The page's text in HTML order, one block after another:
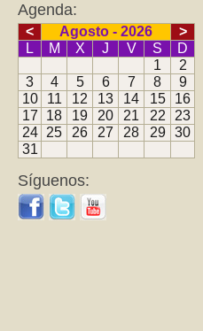
Agenda:
< Agosto - 2026
>
L
M X J V S
D
1
2
3
4 5 6 7 8
9
10
11 12 13 14 15
16
17
18 19 20 21 22
23
24
25 26 27 28 29
30
31
Síguenos: